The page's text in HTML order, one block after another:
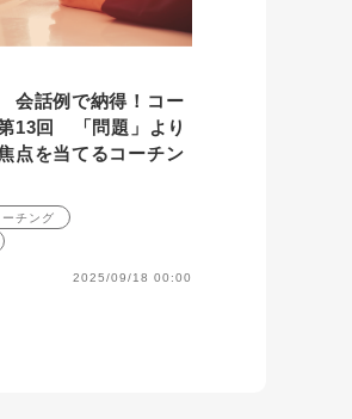
会話例で納得！コー
13回 「問題」より
点を当てるコーチン
チング
2025/09/18 00:00